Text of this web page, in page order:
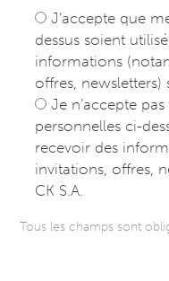
J’accepte que
dessus soient
informations
offres, newsletters)
Je n’accepte
personnelles ci-
recevoir des
invitations, offres,
CK S.A.
Tous les champs sont